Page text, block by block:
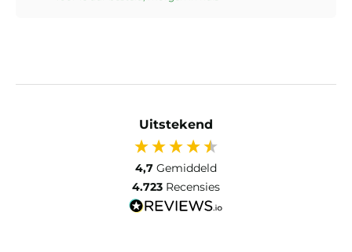
Uitstekend
4,7 Gemiddeld
4.723 Recensies